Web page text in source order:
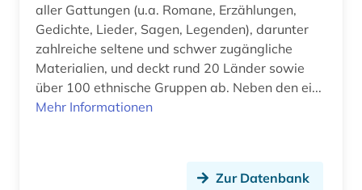
aller Gattungen (u.a. Romane, Erzählungen,
Gedichte, Lieder, Sagen, Legenden), darunter
zahlreiche seltene und schwer zugängliche
Materialien, und deckt rund 20 Länder sowie
über 100 ethnische Gruppen ab. Neben den ei...
Mehr Informationen
Zur Datenbank